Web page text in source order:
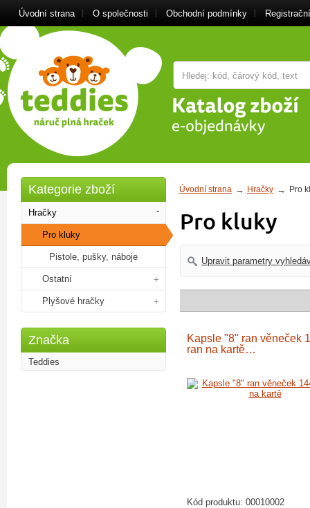
Úvodní strana O společnosti Obchodní podmínky
Úvodní strana Hračky Pro
Pro kluky
Upravit parametry
Kapsle "8" ran věneček
ran na kartě…
Kód produktu: 00010002
Kategorie zboží
Hračky
Pro kluky
Pistole, pušky, náboje
Ostatní
Plyšové hračky
Značka
Teddies